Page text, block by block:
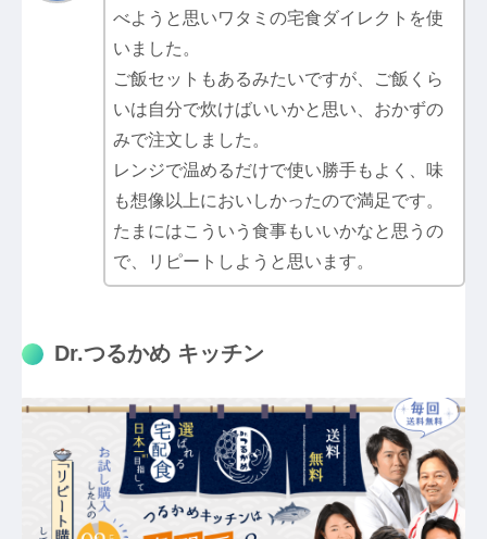
べようと思いワタミの宅食ダイレクトを使
いました。
ご飯セットもあるみたいですが、ご飯くら
いは自分で炊けばいいかと思い、おかずの
みで注文しました。
レンジで温めるだけで使い勝手もよく、味
も想像以上においしかったので満足です。
たまにはこういう食事もいいかなと思うの
で、リピートしようと思います。
Dr.つるかめ キッチン